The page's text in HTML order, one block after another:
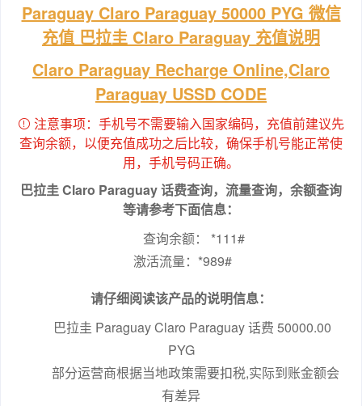
Paraguay Claro Paraguay 50000 PYG 微信
充值 巴拉圭 Claro Paraguay 充值说明
Claro Paraguay Recharge Online,Claro
Paraguay USSD CODE
注意事项：手机号不需要输入国家编码，充值前建议先
查询余额，以便充值成功之后比较，确保手机号能正常使
用，手机号码正确。
巴拉圭 Claro Paraguay 话费查询，流量查询，余额查询
等请参考下面信息：
查询余额： *111#
激活流量：*989#
请仔细阅读该产品的说明信息：
巴拉圭 Paraguay Claro Paraguay 话费 50000.00
PYG
有差异